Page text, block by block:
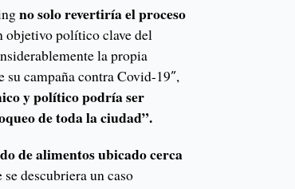
no solo revertiría el proceso
objetivo político clave del
la propia
campaña contra Covid-19″,
y político podría ser
de toda la ciudad”.
de alimentos ubicado cerca
se descubriera un caso